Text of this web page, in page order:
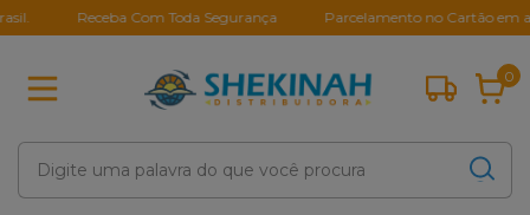
Receba Com Toda Segurança Parcelamento no Cartão em até
0